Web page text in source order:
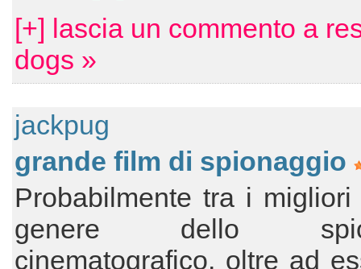
[+] lascia un commento a
dogs »
jackpug
grande film di spionaggio
Probabilmente tra i
genere dello
cinematografico, oltre ad